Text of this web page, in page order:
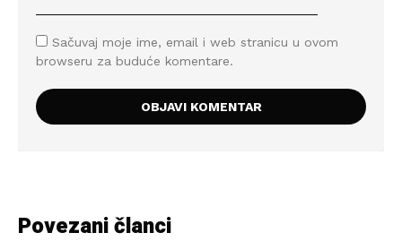
Sačuvaj moje ime, email i web stranicu u ovom
browseru za buduće komentare.
Povezani članci